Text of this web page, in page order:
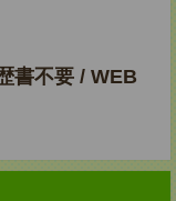
書不要 / WEB